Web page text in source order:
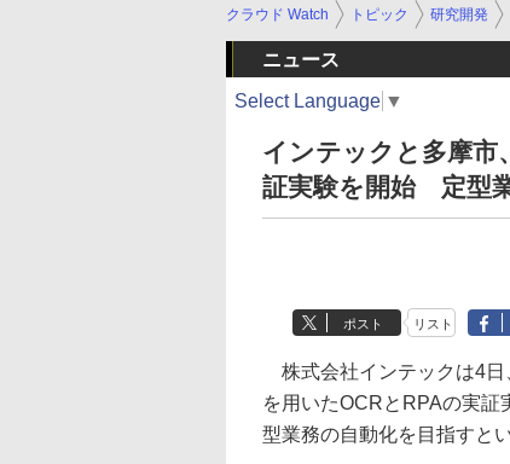
クラウド Watch トピック 研究開発
ニュース
Select Language ▼
インテックと多摩市
証実験を開始 定型
ポスト リスト
株式会社インテックは4日
を用いたOCRとRPAの実証
型業務の自動化を目指すとい